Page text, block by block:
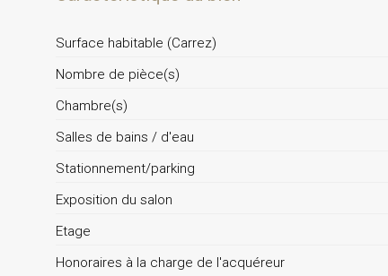
Surface habitable (Carrez)
Nombre de pièce(s)
Chambre(s)
Salles de bains / d'eau
Stationnement/parking
Exposition du salon
Etage
Honoraires à la charge de l'acquéreur